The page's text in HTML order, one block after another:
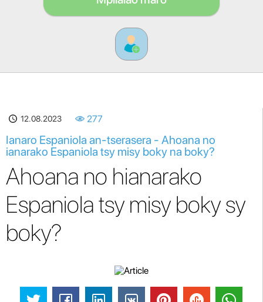
12.08.2023 277
Ianaro Espaniola an-tserasera - Ahoana no
ianarako Espaniola tsy misy boky na boky?
Ahoana no hianarako
Espaniola tsy misy boky sy
boky?